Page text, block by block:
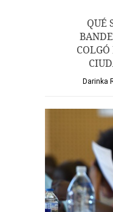
QUÉ
COLGÓ
Darinka